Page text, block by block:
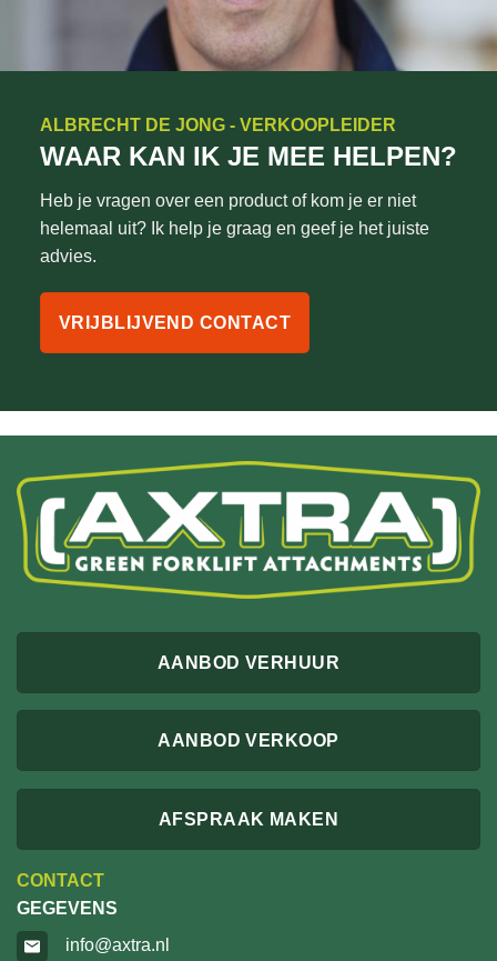
ALBRECHT DE JONG - VERKOOPLEIDER
WAAR KAN IK JE MEE HELPEN?
Heb je vragen over een product of kom je er niet
helemaal uit? Ik help je graag en geef je het juiste
advies.
VRIJBLIJVEND CONTACT
AANBOD VERHUUR
AANBOD VERKOOP
AFSPRAAK MAKEN
CONTACT
GEGEVENS
info@axtra.nl